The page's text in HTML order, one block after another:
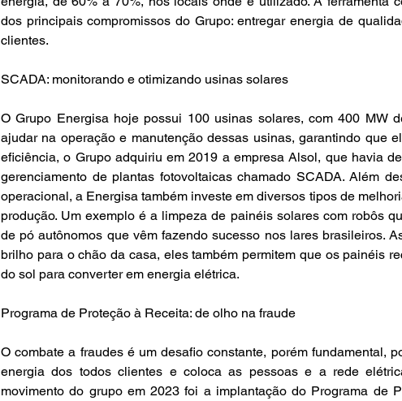
dos principais compromissos do Grupo: entregar energia de
clientes.
SCADA: monitorando e otimizando usinas solares
O Grupo Energisa hoje possui 100 usinas solares, com 400 MW
ajudar na operação e manutenção dessas usinas, garantindo que
eficiência, o Grupo adquiriu em 2019 a empresa Alsol, que havia
gerenciamento de plantas fotovoltaicas chamado SCADA. Além
operacional, a Energisa também investe em diversos tipos de
produção. Um exemplo é a limpeza de painéis solares com robôs
de pó autônomos que vêm fazendo sucesso nos lares brasileiros.
brilho para o chão da casa, eles também permitem que os painéis
do sol para converter em energia elétrica.
Programa de Proteção à Receita: de olho na fraude
O combate a fraudes é um desafio constante, porém fundamental,
energia dos todos clientes e coloca as pessoas e a rede
movimento do grupo em 2023 foi a implantação do Programa de